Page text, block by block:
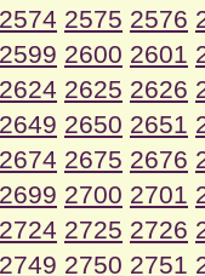
2574 2575 2576
2599 2600 2601
2624 2625 2626
2649 2650 2651
2674 2675 2676
2699 2700 2701
2724 2725 2726
2749 2750 2751